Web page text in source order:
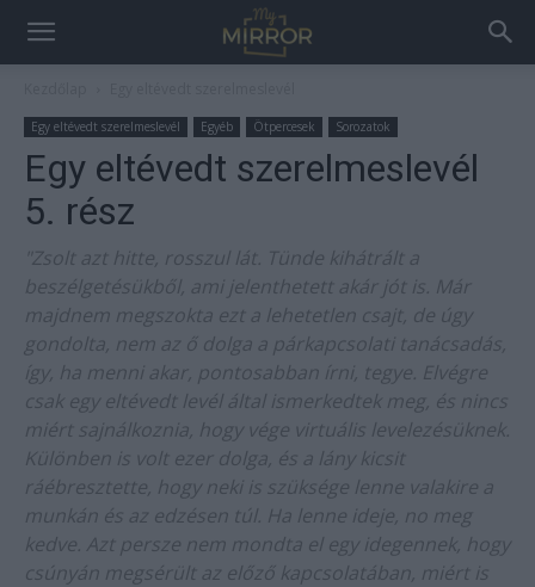
Egy eltévedt szerelmeslevél Egyéb Ötpercesek Sorozatok
Egy eltévedt szerelmeslevél
5. rész
"Zsolt azt hitte, rosszul lát. Tünde kihátrált a
beszélgetésükből, ami jelenthetett akár jót is. Már
majdnem megszokta ezt a lehetetlen csajt, de úgy
gondolta, nem az ő dolga a párkapcsolati tanácsadás,
így, ha menni akar, pontosabban írni, tegye. Elvégre
csak egy eltévedt levél által ismerkedtek meg, és nincs
miért sajnálkoznia, hogy vége virtuális levelezésüknek.
Különben is volt ezer dolga, és a lány kicsit
ráébresztette, hogy neki is szüksége lenne valakire a
munkán és az edzésen túl. Ha lenne ideje, no meg
kedve. Azt persze nem mondta el egy idegennek, hogy
csúnyán megsérült az előző kapcsolatában, miért is